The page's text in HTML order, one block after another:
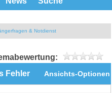
& Notdienst
Ansichts-Optionen
Fehler